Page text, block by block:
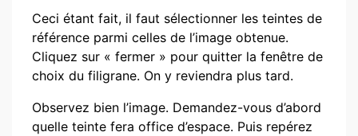
Ceci étant fait, il faut sélectionner les teintes de
référence parmi celles de l’image obtenue.
Cliquez sur « fermer » pour quitter la fenêtre de
choix du filigrane. On y reviendra plus tard.
Observez bien l’image. Demandez-vous d’abord
quelle teinte fera office d’espace. Puis repérez